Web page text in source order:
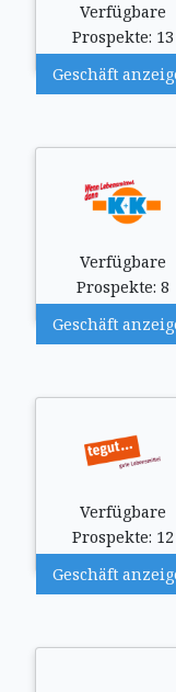
Verfügbare
Prospekte: 13
Geschäft
Verfügbare
Prospekte: 8
Geschäft
Verfügbare
Prospekte: 12
Geschäft